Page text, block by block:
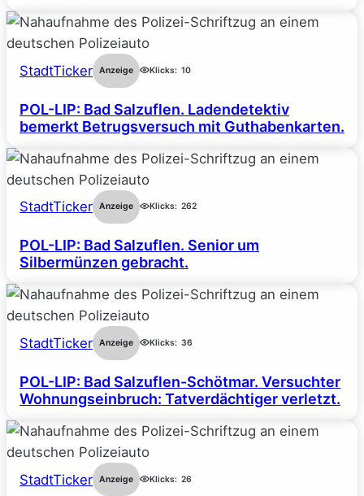
StadtTicker Anzeige Klicks: 10
POL-LIP: Bad Salzuflen. Ladendetektiv
bemerkt Betrugsversuch mit Guthabenkarten.
StadtTicker Anzeige Klicks: 262
POL-LIP: Bad Salzuflen. Senior um
Silbermünzen gebracht.
StadtTicker Anzeige Klicks: 36
POL-LIP: Bad Salzuflen-Schötmar. Versuchter
Wohnungseinbruch: Tatverdächtiger verletzt.
StadtTicker Anzeige Klicks: 26